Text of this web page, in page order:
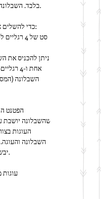
בלבד. השבלונה למכירה היא בגרפיקה בשחור לבן.
כדי להשלים את הסט ניתן להזמין מהחנות שלנו:
יבשות, רטובות, כולל עוגות קרם ועוד.
עוגות